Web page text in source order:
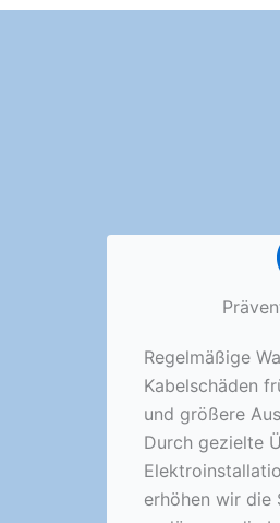
Regelmäßige
Kabelschäden
und größere
Durch gezielte
erhöhen wir die